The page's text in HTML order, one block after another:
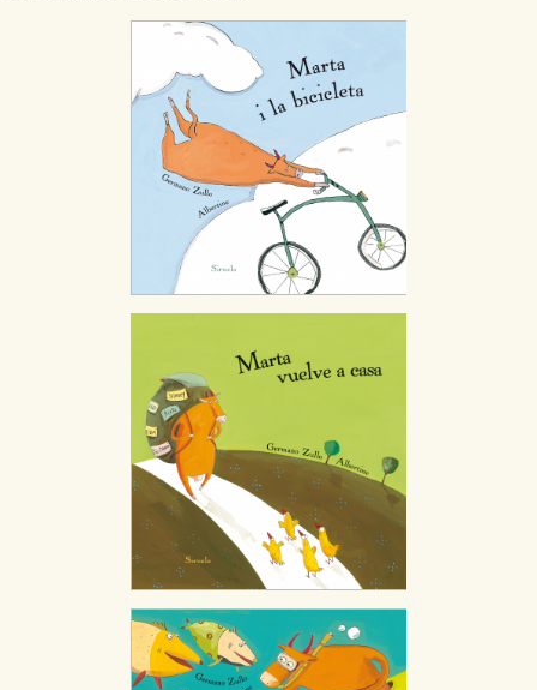
CONFIGURACIÓN DE COOKIES
HABILITAR TODO RECHAZAR TODO
Cookies necesarias
Estas cookies son necesarias para que nuestro sitio
web funcione y no es posible deshabilitarlas desde
nuestro sistema. Es posible hacerlo desde el
navegador, pero en ese caso es posible que algunas
áreas de nuestra web dejen de funcionar
correctamente.
Cookies de rendimiento y analíticas
Estas cookies se utilizan para mejorar su experiencia
de navegación y optimizar el funcionamiento de
servicios para que no tenga que reconfigurarlos cada
vez que nos visita. La información es agregada y, por lo
tanto, es anónima.